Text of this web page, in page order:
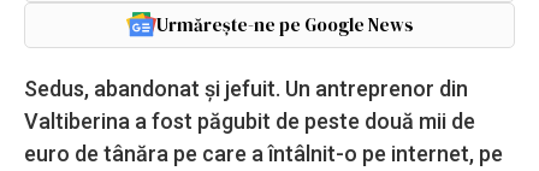
Urmărește-ne pe Google News
Sedus, abandonat și jefuit. Un antreprenor din
Valtiberina a fost păgubit de peste două mii de
euro de tânăra pe care a întâlnit-o pe internet, pe